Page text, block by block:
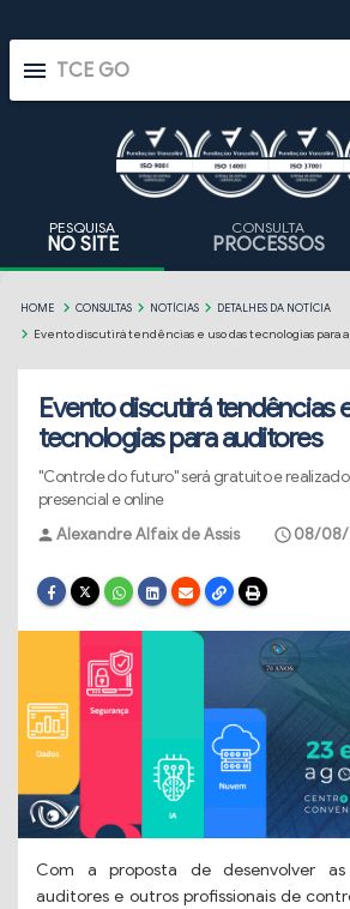
menu
PESQUISA
NO SITE
CONSULTA
PROCESSOS
HOME CONSULTAS NOTÍCIAS DETALHES DA NOTÍCIA
Evento discutirá tendências e uso das tecnologias para
Evento discutirá tendências
tecnologias para auditores
"Controle do futuro" será gratuito e
presencial e online
personAlexandre Alfaix de Assis schedule08/
Com a proposta de desenvolver
auditores e outros profissionais de